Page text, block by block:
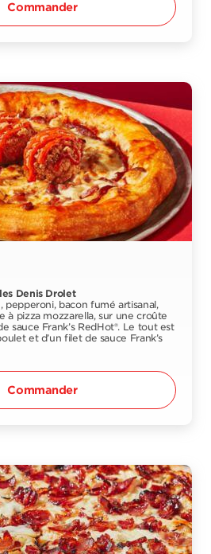
Commander
Denis Drolet
pepperoni, bacon fumé artisanal,
à pizza mozzarella, sur une croûte
sauce Frank’s RedHot®. Le tout est
et d’un filet de sauce Frank’s
Commander